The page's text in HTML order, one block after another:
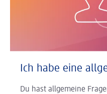
Ich habe eine
Du hast allgemeine